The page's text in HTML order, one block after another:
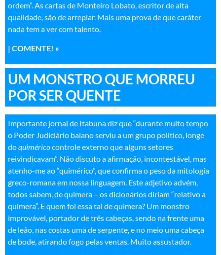
ordem”. As cartas de Monteiro Lobato, escritor de alta
qualidade, são de arrepiar. Mais uma prova de que caráter
nada tem a ver com talento.
| COMENTE! »
UM MONSTRO QUE MORREU
POR SER QUENTE
Importante jornal de Itabuna diz que “durante muito tempo
o Poder Judiciário baiano serviu a um grupo político, longe
doquiméricocontrole externo que alguns setores
reivindicavam”. Não discuto a afirmação, incontestável, mas
atenho-me ao “quimérico”, que confirma o peso da mitologia
greco-romana em nossa linguagem. Este adjetivo advém,
todos sabem, de quimera – os dicionários diriam “relativo a
quimera”. E quem foi essa tal de quimera? Um monstro
improvável, portador de três cabeças, sendo na frente uma
de leão, nas costas uma de serpente, e no meio uma cabeça
de bode, atirando fogo pelas ventas. Muito assustador.